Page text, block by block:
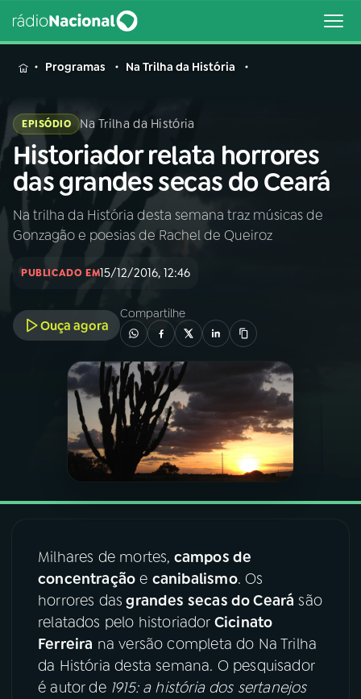
MENU
Buscar
na
Rádio
Nacional
Buscar
AO VIVO
INÍCIO
PROGRAMAÇÃO
PROGRAMAS
05PODCASTS
06VIDEOCASTS
08FESTIVAL DE MÚSICA
Programas Na Trilha da História
EPISÓDIO Na Trilha da História
Historiador relata horrores
das grandes secas do Ceará
Na trilha da História desta semana traz músicas de
Gonzagão e poesias de Rachel de Queiroz
PUBLICADO EM15/12/2016, 12:46
Ouça agora
Compartilhe
Milhares de mortes, campos de
concentração e canibalismo. Os
horrores das grandes secas do Ceará são
relatados pelo historiador Cicinato
Ferreira na versão completa do Na Trilha
da História desta semana. O pesquisador
é autor de 1915: a história dos sertanejos